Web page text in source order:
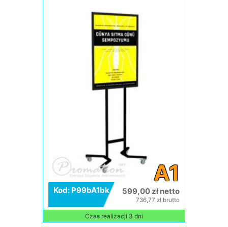
A1
Kod: P99bA1bk 599,00 zł netto
736,77 zł brutto
Czas realizacji 3 dni